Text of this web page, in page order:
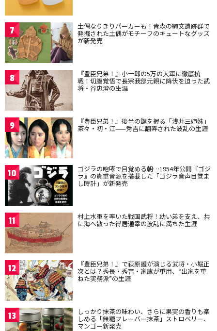
7 土偶なりきりパーカーも！青森の縄文遺跡群で
発掘された土偶がモチーフのキュートなグッズ
が新発売
8 『豊臣兄弟！』小一郎の5万の大軍に徹底抗
戦！切腹覚悟で長宗我部元親に降伏を迫った武
将・谷忠澄の生涯
9 『豊臣兄弟！』後半の鍵を握る「浅井三姉妹」
茶々・初・江——秀吉に翻弄された波乱の生涯
10 ゴジラの咆哮で目覚める朝…1954年公開『ゴジ
ラ』の貴重音源を搭載した「ゴジラ音声目覚ま
し時計」が新発売
11 村上水軍を率いた戦国武将！幼い弟を支え、共
に海へ散った得居通幸の波乱に満ちた生涯
12 『豊臣兄弟！』で萩原護が演じる武将・小堀正
次とは？秀長・秀吉・家康が重用、“出家を重
ねた実務派”の生涯
13 しっかり抹茶の味わい、さらに果実の香りも楽
しめる「無糖フレーバー抹茶」ストロベリー、
マンゴー新発売